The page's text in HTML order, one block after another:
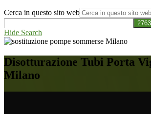
Cerca in questo sito web
Hide Search
Disotturazione Tubi Porta
Milano